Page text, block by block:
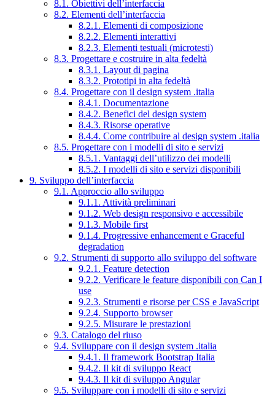
8.1. Obiettivi dell’interfaccia
8.2. Elementi dell’interfaccia
8.2.1. Elementi di composizione
8.2.2. Elementi interattivi
8.2.3. Elementi testuali (microtesti)
8.3. Progettare e costruire in alta fedeltà
8.3.1. Layout di pagina
8.3.2. Prototipi in alta fedeltà
8.4. Progettare con il design system .italia
8.4.1. Documentazione
8.4.2. Benefici del design system
8.4.3. Risorse operative
8.4.4. Come contribuire al design system .italia
8.5. Progettare con i modelli di sito e servizi
8.5.1. Vantaggi dell’utilizzo dei modelli
8.5.2. I modelli di sito e servizi disponibili
9. Sviluppo dell’interfaccia
9.1. Approccio allo sviluppo
9.1.1. Attività preliminari
9.1.2. Web design responsivo e accessibile
9.1.3. Mobile first
9.1.4. Progressive enhancement e Graceful
degradation
9.2. Strumenti di supporto allo sviluppo del software
9.2.1. Feature detection
9.2.2. Verificare le feature disponibili con Can I
use
9.2.3. Strumenti e risorse per CSS e JavaScript
9.2.4. Supporto browser
9.2.5. Misurare le prestazioni
9.3. Catalogo del riuso
9.4. Sviluppare con il design system .italia
9.4.1. Il framework Bootstrap Italia
9.4.2. Il kit di sviluppo React
9.4.3. Il kit di sviluppo Angular
9.5. Sviluppare con i modelli di sito e servizi